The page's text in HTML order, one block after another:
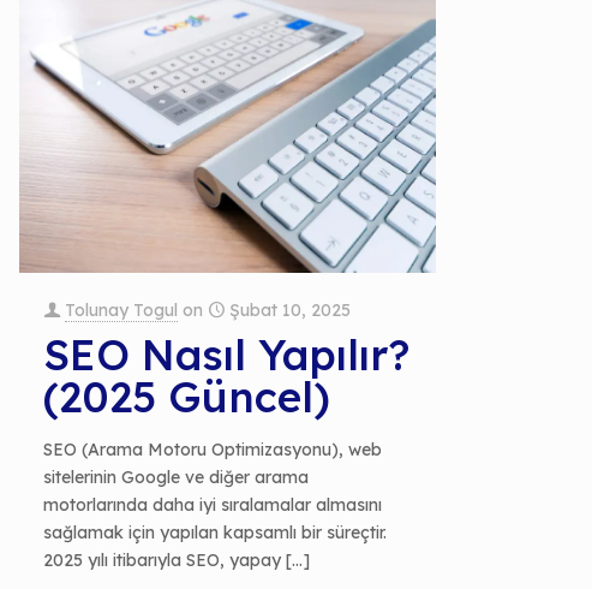
Tolunay Togul on Şubat 10, 2025
SEO Nasıl Yapılır?
(2025 Güncel)
SEO (Arama Motoru Optimizasyonu), web
sitelerinin Google ve diğer arama
motorlarında daha iyi sıralamalar almasını
sağlamak için yapılan kapsamlı bir süreçtir.
2025 yılı itibarıyla SEO, yapay […]